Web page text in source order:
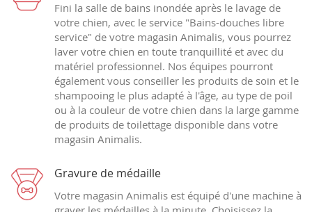
Fini la salle de bains inondée après le lavage de
votre chien, avec le service "Bains-douches libre
service" de votre magasin Animalis, vous pourrez
laver votre chien en toute tranquillité et avec du
matériel professionnel. Nos équipes pourront
également vous conseiller les produits de soin et le
shampooing le plus adapté à l'âge, au type de poil
ou à la couleur de votre chien dans la large gamme
de produits de toilettage disponible dans votre
magasin Animalis.
Gravure de médaille
Votre magasin Animalis est équipé d'une machine à